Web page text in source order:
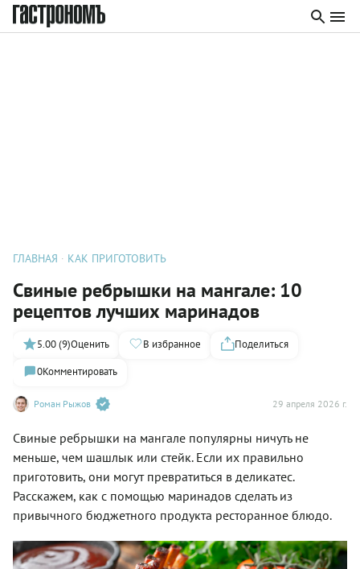
ГЛАВНАЯ КАК ПРИГОТОВИТЬ
Свиные ребрышки на мангале: 10
рецептов лучших маринадов
Роман Рыжов 29 апреля 2026 г.
5.00 (9)Оценить В избранное
Поделиться
0Комментировать
Свиные ребрышки на мангале популярны ничуть не
меньше, чем шашлык или стейк. Если их правильно
приготовить, они могут превратиться в деликатес.
Расскажем, как с помощью маринадов сделать из
привычного бюджетного продукта ресторанное блюдо.